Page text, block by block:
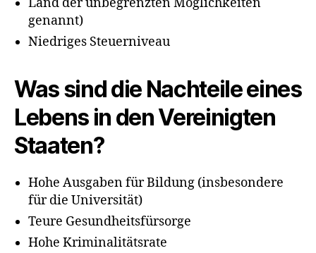
genannt)
Niedriges Steuerniveau
Was sind die Nachteile eines
Lebens in den Vereinigten
Staaten?
Hohe Ausgaben für Bildung (insbesondere
für die Universität)
Teure Gesundheitsfürsorge
Hohe Kriminalitätsrate